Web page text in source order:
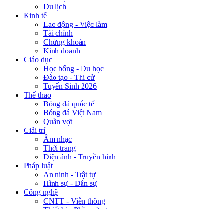
Du lịch
Kinh tế
Lao động - Việc làm
Tài chính
Chứng khoán
Kinh doanh
Giáo dục
Học bổng - Du học
Đào tạo - Thi cử
Tuyển Sinh 2026
Thể thao
Bóng đá quốc tế
Bóng đá Việt Nam
Quần vợt
Giải trí
Âm nhạc
Thời trang
Điện ảnh - Truyền hình
Pháp luật
An ninh - Trật tự
Hình sự - Dân sự
Công nghệ
CNTT - Viễn thông